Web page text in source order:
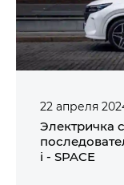
22 апреля
Электричка
i - SPACE